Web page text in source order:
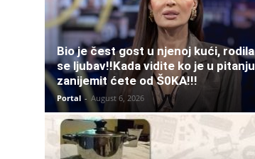
Bio je čest gost u njenoj kući, rodila
se ljubav!!Kada vidite ko je u pitanju
zanijemit ćete od Š0KA!!!
Portal - August 6, 2026